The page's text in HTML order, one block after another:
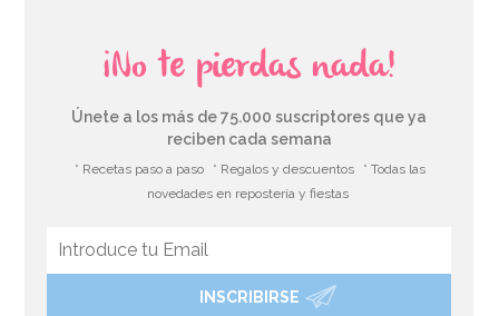
Contrapeso para Globos de Helio Blanco
¡No te pierdas nada!
Únete a los más de 75.000 suscriptores que ya
reciben cada semana
* Recetas paso a paso * Regalos y descuentos
* Todas las
novedades en repostería y fiestas
INSCRIBIRSE